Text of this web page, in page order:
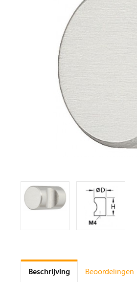
Beschrijving Beoordelingen